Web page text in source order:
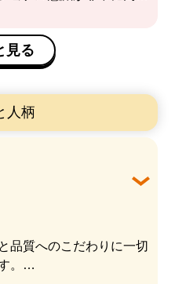
見る
人柄
品質へのこだわりに一切
。